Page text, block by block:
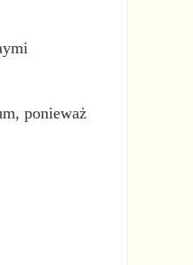
ponieważ